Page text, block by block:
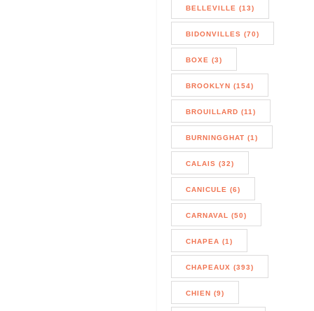
BELLEVILLE (13)
BIDONVILLES (70)
BOXE (3)
BROOKLYN (154)
BROUILLARD (11)
BURNINGGHAT (1)
CALAIS (32)
CANICULE (6)
CARNAVAL (50)
CHAPEA (1)
CHAPEAUX (393)
CHIEN (9)